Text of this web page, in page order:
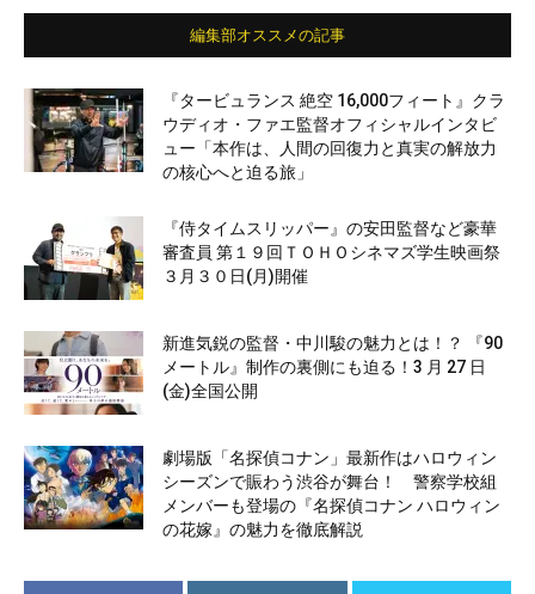
編集部オススメの記事
『タービュランス 絶空 16,000フィート』クラ
ウディオ・ファエ監督オフィシャルインタビ
ュー「本作は、人間の回復力と真実の解放力
の核心へと迫る旅」
『侍タイムスリッパー』の安田監督など豪華
審査員 第１９回ＴＯＨＯシネマズ学生映画祭
３月３０日(月)開催
新進気鋭の監督・中川駿の魅力とは！？ 『90
メートル』制作の裏側にも迫る！3 月 27 日
(金)全国公開
劇場版「名探偵コナン」最新作はハロウィン
シーズンで賑わう渋谷が舞台！ 警察学校組
メンバーも登場の『名探偵コナン ハロウィン
の花嫁』の魅力を徹底解説